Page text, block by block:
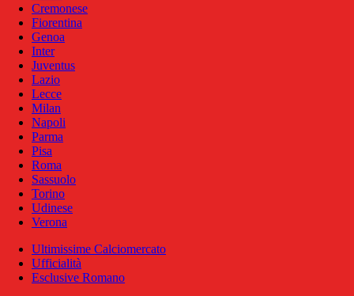
Cremonese
Fiorentina
Genoa
Inter
Juventus
Lazio
Lecce
Milan
Napoli
Parma
Pisa
Roma
Sassuolo
Torino
Udinese
Verona
Ultimissime Calciomercato
Ufficialità
Esclusive Romano